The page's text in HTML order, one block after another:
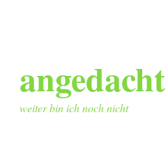
springen
angedacht
weiter bin ich noch nicht